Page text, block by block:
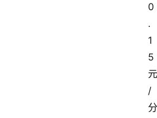
0
.
1
5
元
/
分